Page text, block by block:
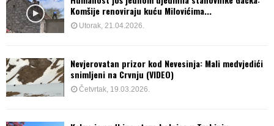
Komšije renoviraju kuću Milovićima...
Utorak, 21.04.2026.
Nevjerovatan prizor kod Nevesinja: Mali medvjedići
snimljeni na Crvnju (VIDEO)
Četvrtak, 19.03.2026.